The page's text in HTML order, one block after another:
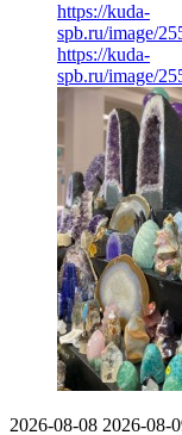
https://kuda-
spb.ru/image/
https://kuda-
spb.ru/image/
2026-08-08 2026-08-